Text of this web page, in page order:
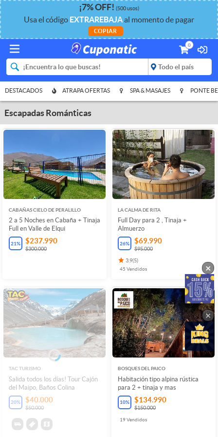
¡7%OFF! (500 usos)
Usa el código EXTRAREBAJAal momento de pagar
COPIAR
0
DESTACADOS ATRAPA OFERTAS SPA & MASAJES PONTE
Escapadas Románticas
CABAÑAS CIELO DE PERALILLO
2 a 5 Noches en Cabaña + Tinaja
Full en Valle de Elqui
21% $237.990
$300.000
LA CALMA DE RITA
Full Day para 2 , Tinaja +
Almuerzo
26% $69.990
$95.000
3.9(5)
45 Vendidos
TAC TURISMO
Salida todos los días! Tour Cajón
del Maipo, Baños Colina
20% $40.000
$50.000
BOSQUES DEL PAICO
Habitación tipo alpina rústica
para 2 + tinaja y mas
10% $134.990
$150.000
19Vendidos
×
×